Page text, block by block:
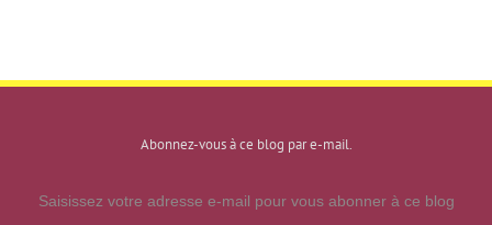
Abonnez-vous à ce blog par e-mail.
Saisissez votre adresse e-mail pour vous abonner à ce blog